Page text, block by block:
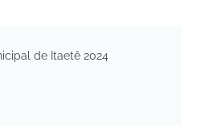
de Itaetê 2024